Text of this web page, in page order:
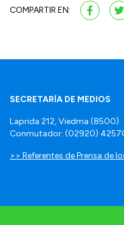
COMPARTIR EN:
SECRETARÍA DE MEDIOS
Laprida 212, Viedma (8500).
Conmutador: (02920)
>> Referentes de Prensa de